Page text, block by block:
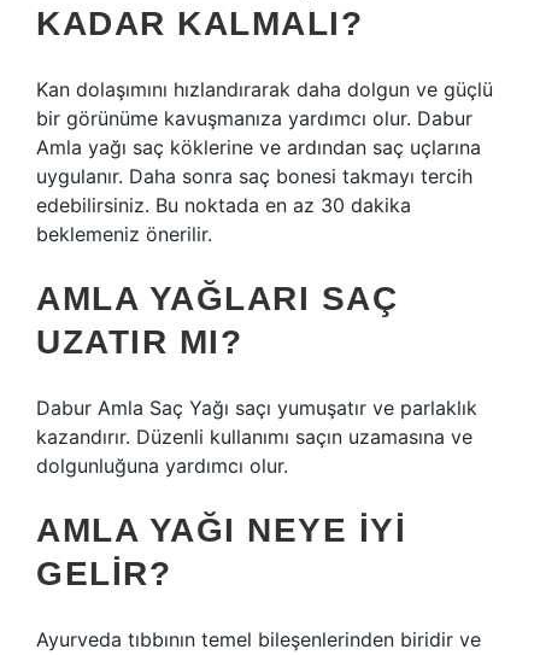
KADAR KALMALI?
Kan dolaşımını hızlandırarak daha dolgun ve güçlü
bir görünüme kavuşmanıza yardımcı olur. Dabur
Amla yağı saç köklerine ve ardından saç uçlarına
uygulanır. Daha sonra saç bonesi takmayı tercih
edebilirsiniz. Bu noktada en az 30 dakika
beklemeniz önerilir.
AMLA YAĞLARI SAÇ
UZATIR MI?
Dabur Amla Saç Yağı saçı yumuşatır ve parlaklık
kazandırır. Düzenli kullanımı saçın uzamasına ve
dolgunluğuna yardımcı olur.
AMLA YAĞI NEYE IYI
GELIR?
Ayurveda tıbbının temel bileşenlerinden biridir ve